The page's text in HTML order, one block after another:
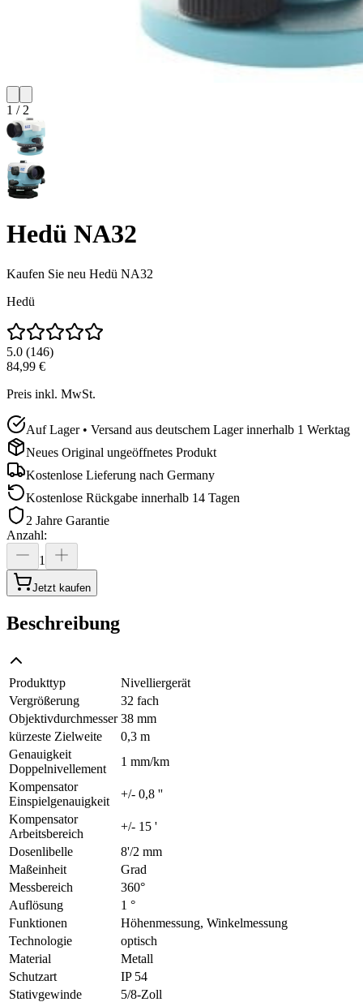
1 / 2
Hedü NA32
Kaufen Sie neu Hedü NA32
Hedü
5.0 (146)
84,99 €
Preis inkl. MwSt.
Auf Lager • Versand aus deutschem Lager innerhalb 1 Werktag
Neues Original ungeöffnetes Produkt
Kostenlose Lieferung nach Germany
Kostenlose Rückgabe innerhalb 14 Tagen
2 Jahre Garantie
Anzahl:
1
Jetzt kaufen
Beschreibung
Produkttyp
Nivelliergerät
Vergrößerung
32 fach
Objektivdurchmesser 38 mm
kürzeste Zielweite
0,3 m
Genauigkeit
Doppelnivellement
1 mm/km
Kompensator
Einspielgenauigkeit
+/- 0,8 ''
Kompensator
Arbeitsbereich
+/- 15 '
Dosenlibelle
8'/2 mm
Maßeinheit
Grad
Messbereich
360°
Auflösung
1 °
Funktionen
Höhenmessung, Winkelmessung
Technologie
optisch
Material
Metall
Schutzart
IP 54
Stativgewinde
5/8-Zoll